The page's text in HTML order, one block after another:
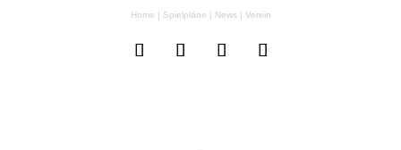
Home | Spielpläne | News| Verein